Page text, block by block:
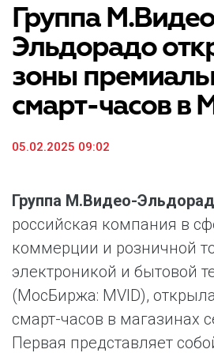
Группа
Эльдорадо
зоны
смарт-часов в
05.02.2025 09:02
Группа М.Видео-
российская компания в
коммерции и розничной
электроникой и бытовой
(МосБиржа: MVID),
смарт-часов в магазинах
Первая представляет